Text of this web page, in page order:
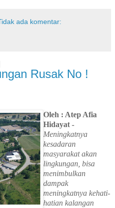
ada komentar:
Rusak No !
Oleh : Atep Afia
Hidayat -
Meningkatnya
kesadaran
masyarakat akan
lingkungan, bisa
menimbulkan
dampak
meningkatnya kehati-
hatian kalangan